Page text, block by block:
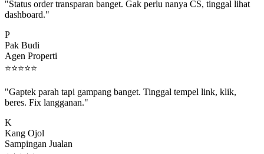
dashboard."
Pak Budi
Agen Properti
⭐⭐⭐⭐⭐
beres. Fix langganan."
Kang Ojol
Sampingan Jualan
⭐⭐⭐⭐⭐